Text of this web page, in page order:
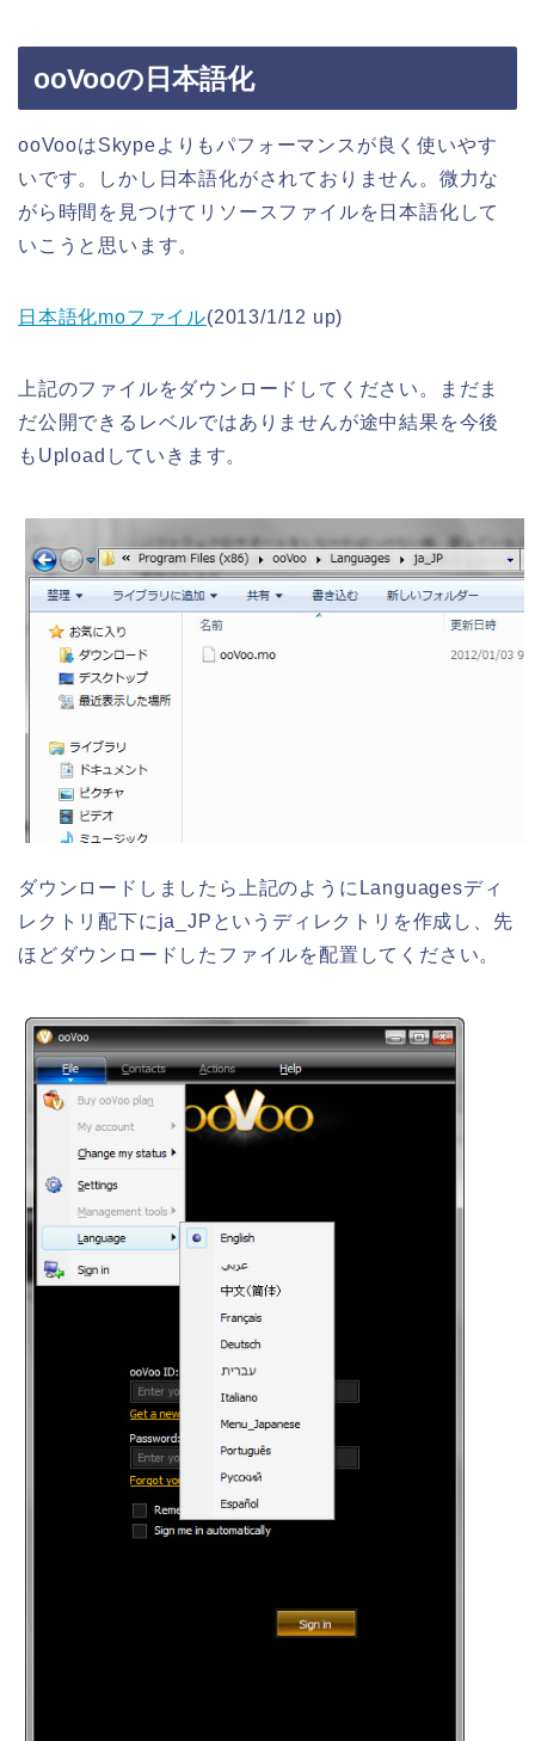
ooVooの日本語化
ooVooはSkypeよりもパフォーマンスが良く使いやす
いです。しかし日本語化がされておりません。微力な
がら時間を見つけてリソースファイルを日本語化して
いこうと思います。
日本語化moファイル(2013/1/12 up)
上記のファイルをダウンロードしてください。まだま
だ公開できるレベルではありませんが途中結果を今後
もUploadしていきます。
ダウンロードしましたら上記のようにLanguagesディ
レクトリ配下にja_JPというディレクトリを作成し、先
ほどダウンロードしたファイルを配置してください。